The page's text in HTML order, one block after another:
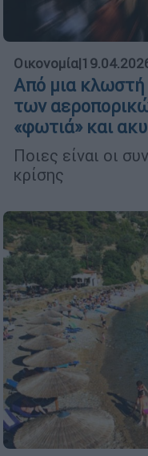
Οικονομία|
Από μια κλωστή
των
«φωτιά» και
Ποιες είναι οι
κρίσης